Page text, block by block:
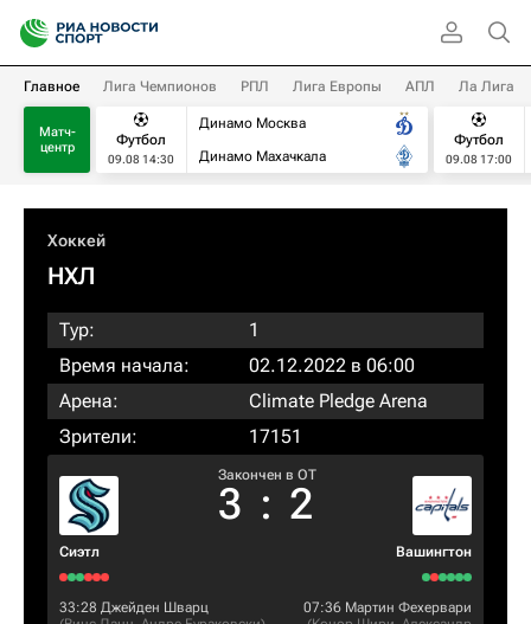
Главное Лига Чемпионов РПЛ Лига Европы АПЛ Ла Лига
Матч-
центр
Футбол
09.08 14:30
Динамо Москва
Динамо Махачкала
Футбол
09.08 17:00
Хоккей
НХЛ
Тур:
1
Время начала:
02.12.2022 в 06:00
Арена:
Climate Pledge Arena
Зрители:
17151
Сиэтл
Закончен в OT
3 : 2
Вашингтон
33:28 Джейден Шварц
07:36 Мартин Фехервари